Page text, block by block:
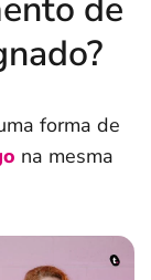
forma de
na mesma